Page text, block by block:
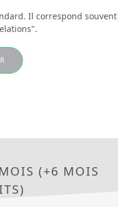
Il correspond souvent
(+6 MOIS